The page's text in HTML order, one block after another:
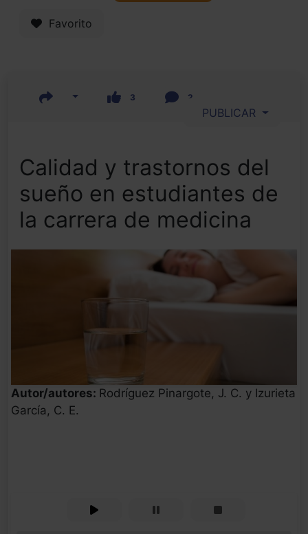
Favorito
3 2
PUBLICAR
Calidad y trastornos del
sueño en estudiantes de
la carrera de medicina
Autor/autores: Rodríguez Pinargote, J. C. y Izurieta
García, C. E.